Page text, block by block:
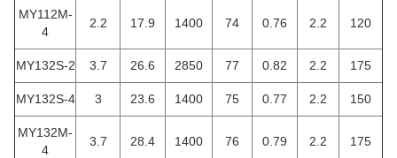
MY112M-
4
2.2 17.9 1400 74 0.76 2.2 120
MY132S-2 3.7 26.6 2850 77 0.82 2.2 175
MY132S-4 3 23.6 1400 75 0.77 2.2 150
MY132M-
4
3.7 28.4 1400 76 0.79 2.2 175